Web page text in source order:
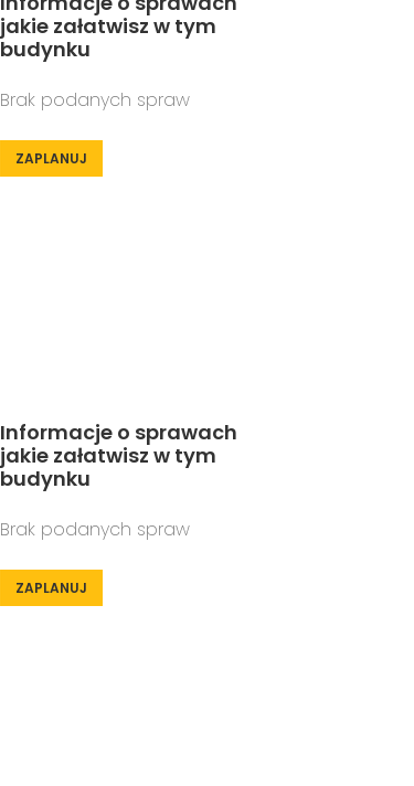
jakie załatwisz w tym
budynku
Brak podanych spraw
ZAPLANUJ
Informacje o sprawach
jakie załatwisz w tym
budynku
Brak podanych spraw
ZAPLANUJ